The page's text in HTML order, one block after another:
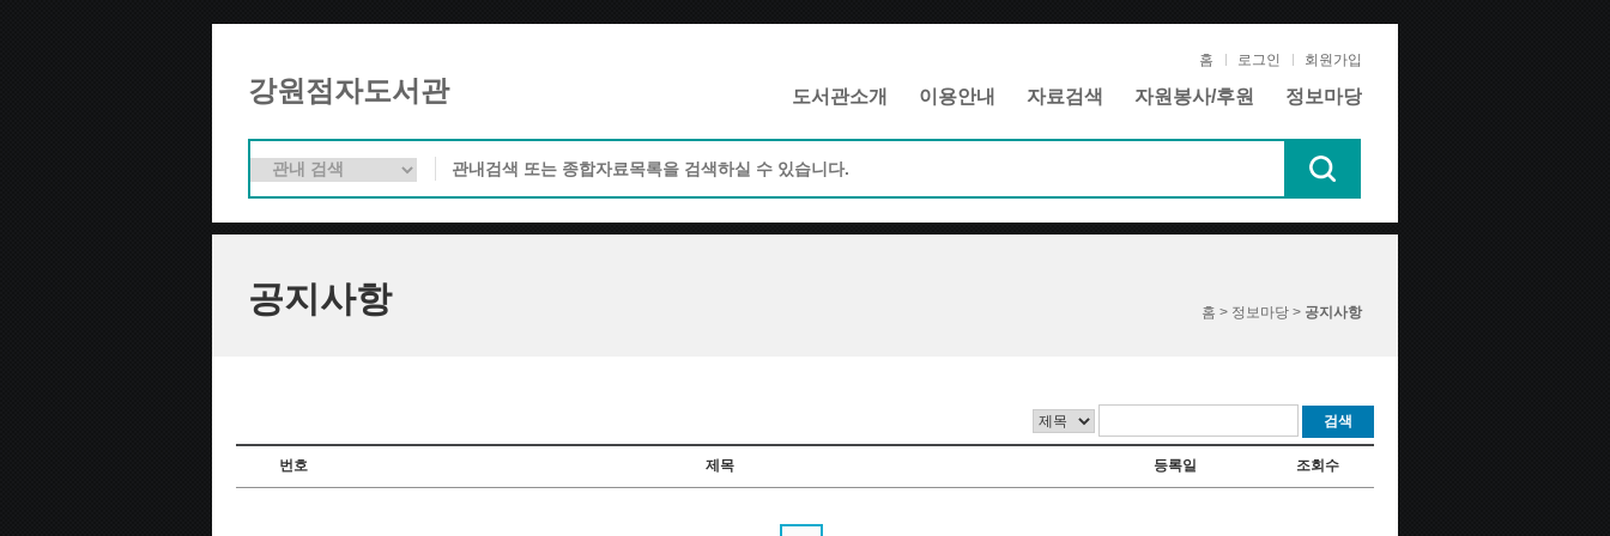
강원점자도서관
홈 로그인 회원가입
도서관소개 이용안내 자료검색 자원봉사/후원 정보마당
공지사항 홈 > 정보마당 > 공지사항
검색
번호 제목 등록일 조회수